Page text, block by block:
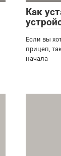
Как
Если вы
прицеп,
начала